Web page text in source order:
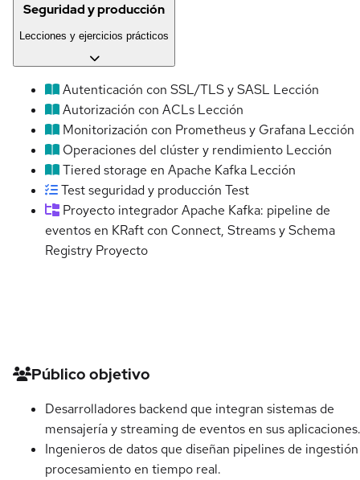
Seguridad y producción
Lecciones y ejercicios prácticos
Autenticación con SSL/TLS y SASL Lección
Autorización con ACLs Lección
Monitorización con Prometheus y Grafana Lección
Operaciones del clúster y rendimiento Lección
Tiered storage en Apache Kafka Lección
Test seguridad y producción Test
Proyecto integrador Apache Kafka: pipeline de
eventos en KRaft con Connect, Streams y Schema
Registry Proyecto
Detalles del curso
Público objetivo
Desarrolladores backend que integran sistemas de
mensajería y streaming de eventos en sus aplicaciones.
Ingenieros de datos que diseñan pipelines de
procesamiento en tiempo real.